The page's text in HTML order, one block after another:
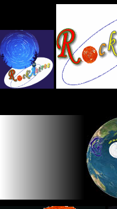
Panneau de gestion des cookies